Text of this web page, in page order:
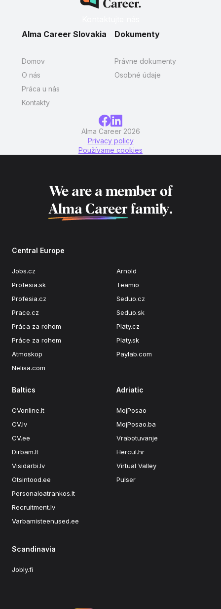
Alma Career Slovakia
Domov
O nás
Práca u nás
Kontakty
Dokumenty
Právne dokumenty
Osobné údaje
Alma Career 2026
Privacy policy
Používame cookies
We are a member of
Alma Career family.
Central Europe
Jobs.cz
Profesia.sk
Profesia.cz
Prace.cz
Práca za rohom
Práce za rohem
Atmoskop
Nelisa.com
Arnold
Teamio
Seduo.cz
Seduo.sk
Platy.cz
Platy.sk
Paylab.com
Baltics
CVonline.lt
CV.lv
CV.ee
Dirbam.lt
Visidarbi.lv
Otsintood.ee
Personaloatrankos.lt
Recruitment.lv
Varbamisteenused.ee
Adriatic
MojPosao
MojPosao.ba
Vrabotuvanje
Hercul.hr
Virtual Valley
Pulser
Scandinavia
Jobly.fi